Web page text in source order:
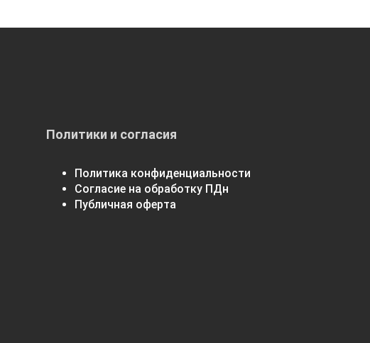
Политики и согласия
Политика конфиденциальности
Согласие на обработку ПДн
Публичная оферта